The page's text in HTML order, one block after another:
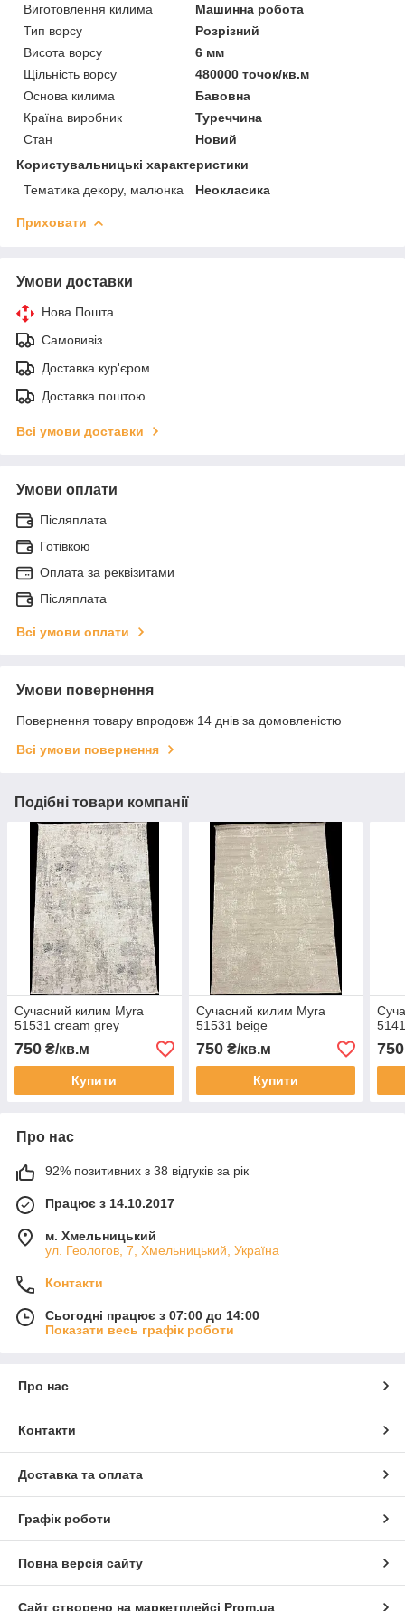
Виготовлення килима
Машинна робота
Тип ворсу
Розрізний
Висота ворсу
6 мм
Щільність ворсу
480000 точок/кв.м
Основа килима
Бавовна
Країна виробник
Туреччина
Стан
Новий
Користувальницькі характеристики
Тематика декору, малюнка
Неокласика
Приховати
Умови доставки
Нова Пошта
Самовивіз
Доставка кур'єром
Доставка поштою
Всі умови доставки
Умови оплати
Післяплата
Готівкою
Оплата за реквізитами
Післяплата
Всі умови оплати
Умови повернення
Повернення товару впродовж 14 днів за домовленістю
Всі умови повернення
Подібні товари компанії
Сучасний килим Myra
51531 cream grey
750 ₴/кв.м
Купити
Сучасний килим Myra
51531 beige
750₴/кв.м
Купити
750
Про нас
92% позитивних з 38 відгуків за рік
Працює з 14.10.2017
м. Хмельницький
ул. Геологов, 7, Хмельницький, Україна
Контакти
Сьогодні працює з 07:00 до 14:00
Показати весь графік роботи
Про нас
Контакти
Доставка та оплата
Графік роботи
Повна версія сайту
Сайт створено на маркетплейсі Prom.ua